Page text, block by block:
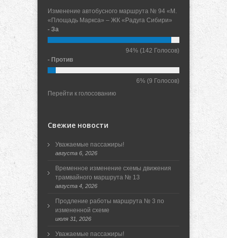
Изменение автобусного маршрута № 94 «М.
«Площадь Маркса» – ЖК «Радуга Сибири»
- За
94% (142 Голосов)
- Против
6% (9 Голосов)
Перейти к голосованию
Свежие новости
Уважаемые пассажиры!
августа 6, 2026
Временное изменение схемы движения
трамвайного маршрута № 13
августа 4, 2026
Продление работы маршрута № 3 по
измененной схеме
июля 31, 2026
Уважаемые пассажиры!